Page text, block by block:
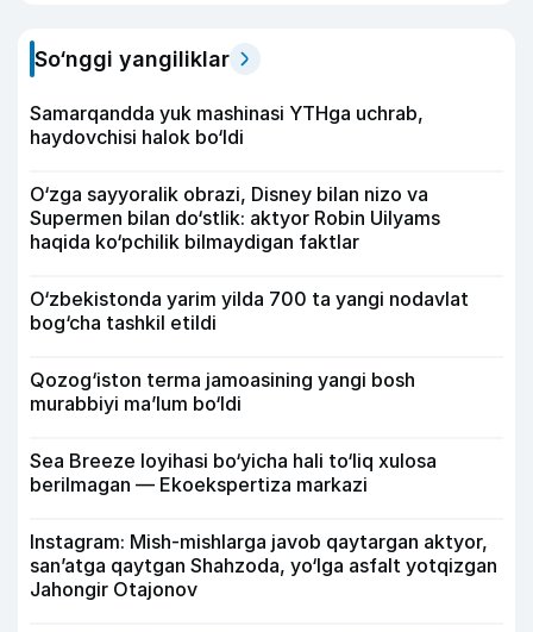
So‘nggi yangiliklar
Samarqandda yuk mashinasi YTHga uchrab,
haydovchisi halok bo‘ldi
O‘zga sayyoralik obrazi, Disney bilan nizo va
Supermen bilan do‘stlik: aktyor Robin Uilyams
haqida ko‘pchilik bilmaydigan faktlar
O‘zbekistonda yarim yilda 700 ta yangi nodavlat
bog‘cha tashkil etildi
Qozog‘iston terma jamoasining yangi bosh
murabbiyi ma’lum bo‘ldi
Sea Breeze loyihasi bo‘yicha hali to‘liq xulosa
berilmagan — Ekoekspertiza markazi
Instagram: Mish-mishlarga javob qaytargan aktyor,
san’atga qaytgan Shahzoda, yo‘lga asfalt yotqizgan
Jahongir Otajonov